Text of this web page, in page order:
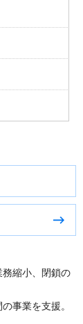
縮小、閉鎖の
事業を支援。